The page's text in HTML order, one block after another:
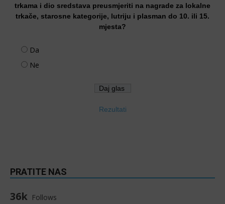
trkama i dio sredstava preusmjeriti na nagrade za lokalne
trkače, starosne kategorije, lutriju i plasman do 10. ili 15.
mjesta?
Da
Ne
Rezultati
PRATITE NAS
36k Follows